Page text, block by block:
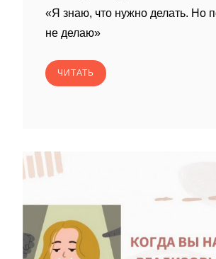
«Я знаю, что нужно делать. Но
не делаю»
ЧИТАТЬ